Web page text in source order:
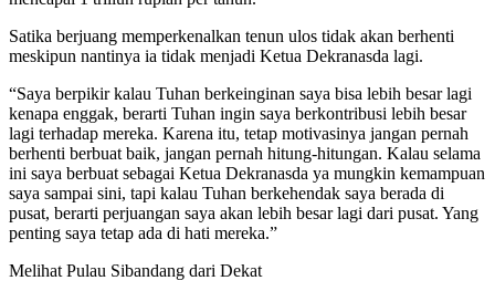
Satika berjuang memperkenalkan tenun ulos tidak akan berhenti
meskipun nantinya ia tidak menjadi Ketua Dekranasda lagi.
“Saya berpikir kalau Tuhan berkeinginan saya bisa lebih besar lagi
kenapa enggak, berarti Tuhan ingin saya berkontribusi lebih besar
lagi terhadap mereka. Karena itu, tetap motivasinya jangan pernah
berhenti berbuat baik, jangan pernah hitung-hitungan. Kalau selama
ini saya berbuat sebagai Ketua Dekranasda ya mungkin kemampuan
saya sampai sini, tapi kalau Tuhan berkehendak saya berada di
pusat, berarti perjuangan saya akan lebih besar lagi dari pusat. Yang
penting saya tetap ada di hati mereka.”
Melihat Pulau Sibandang dari Dekat